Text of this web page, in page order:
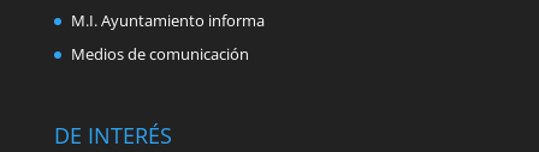
M.I. Ayuntamiento informa
Medios de comunicación
DE INTERÉS